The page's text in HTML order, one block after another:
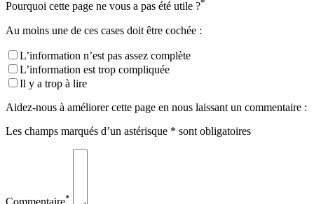
Pourquoi cette page ne vous a pas été utile ?*
Au moins une de ces cases doit être cochée :
L’information n’est pas assez complète
L’information est trop compliquée
Il y a trop à lire
Aidez-nous à améliorer cette page en nous laissant un commentaire :
Les champs marqués d’un astérisque * sont obligatoires
Commentaire*